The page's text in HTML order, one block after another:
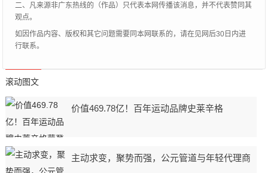
二、凡来源非广东热线的（作品）只代表本网传播该消息，并不代表赞同其
观点。
如因作品内容、版权和其它问题需要同本网联系的，请在见网后30日内进
行联系。
滚动图文
价值469.78亿！百年运动品牌史莱辛格
主动求变，聚势而强，公元管道与年轻代理商